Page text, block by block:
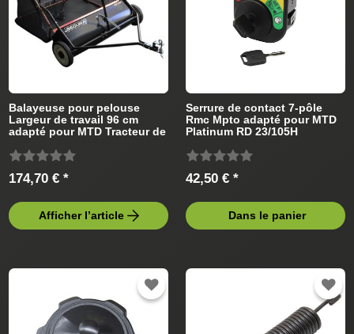
Balayeuse pour pelouse
Largeur de travail 96 cm
adapté pour MTD Tracteur de
174,70 € *
Afficher l’article
Serrure de contact 7-pôle
Rmc Mpto adapté pour MTD
Platinum RD 23/105H
de pelouse
42,50 € *
Dans le panier